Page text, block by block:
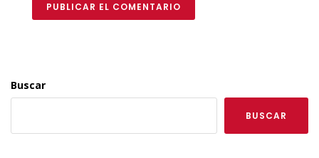
PUBLICAR EL COMENTARIO
Buscar
BUSCAR